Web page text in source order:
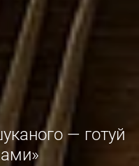
— готуй